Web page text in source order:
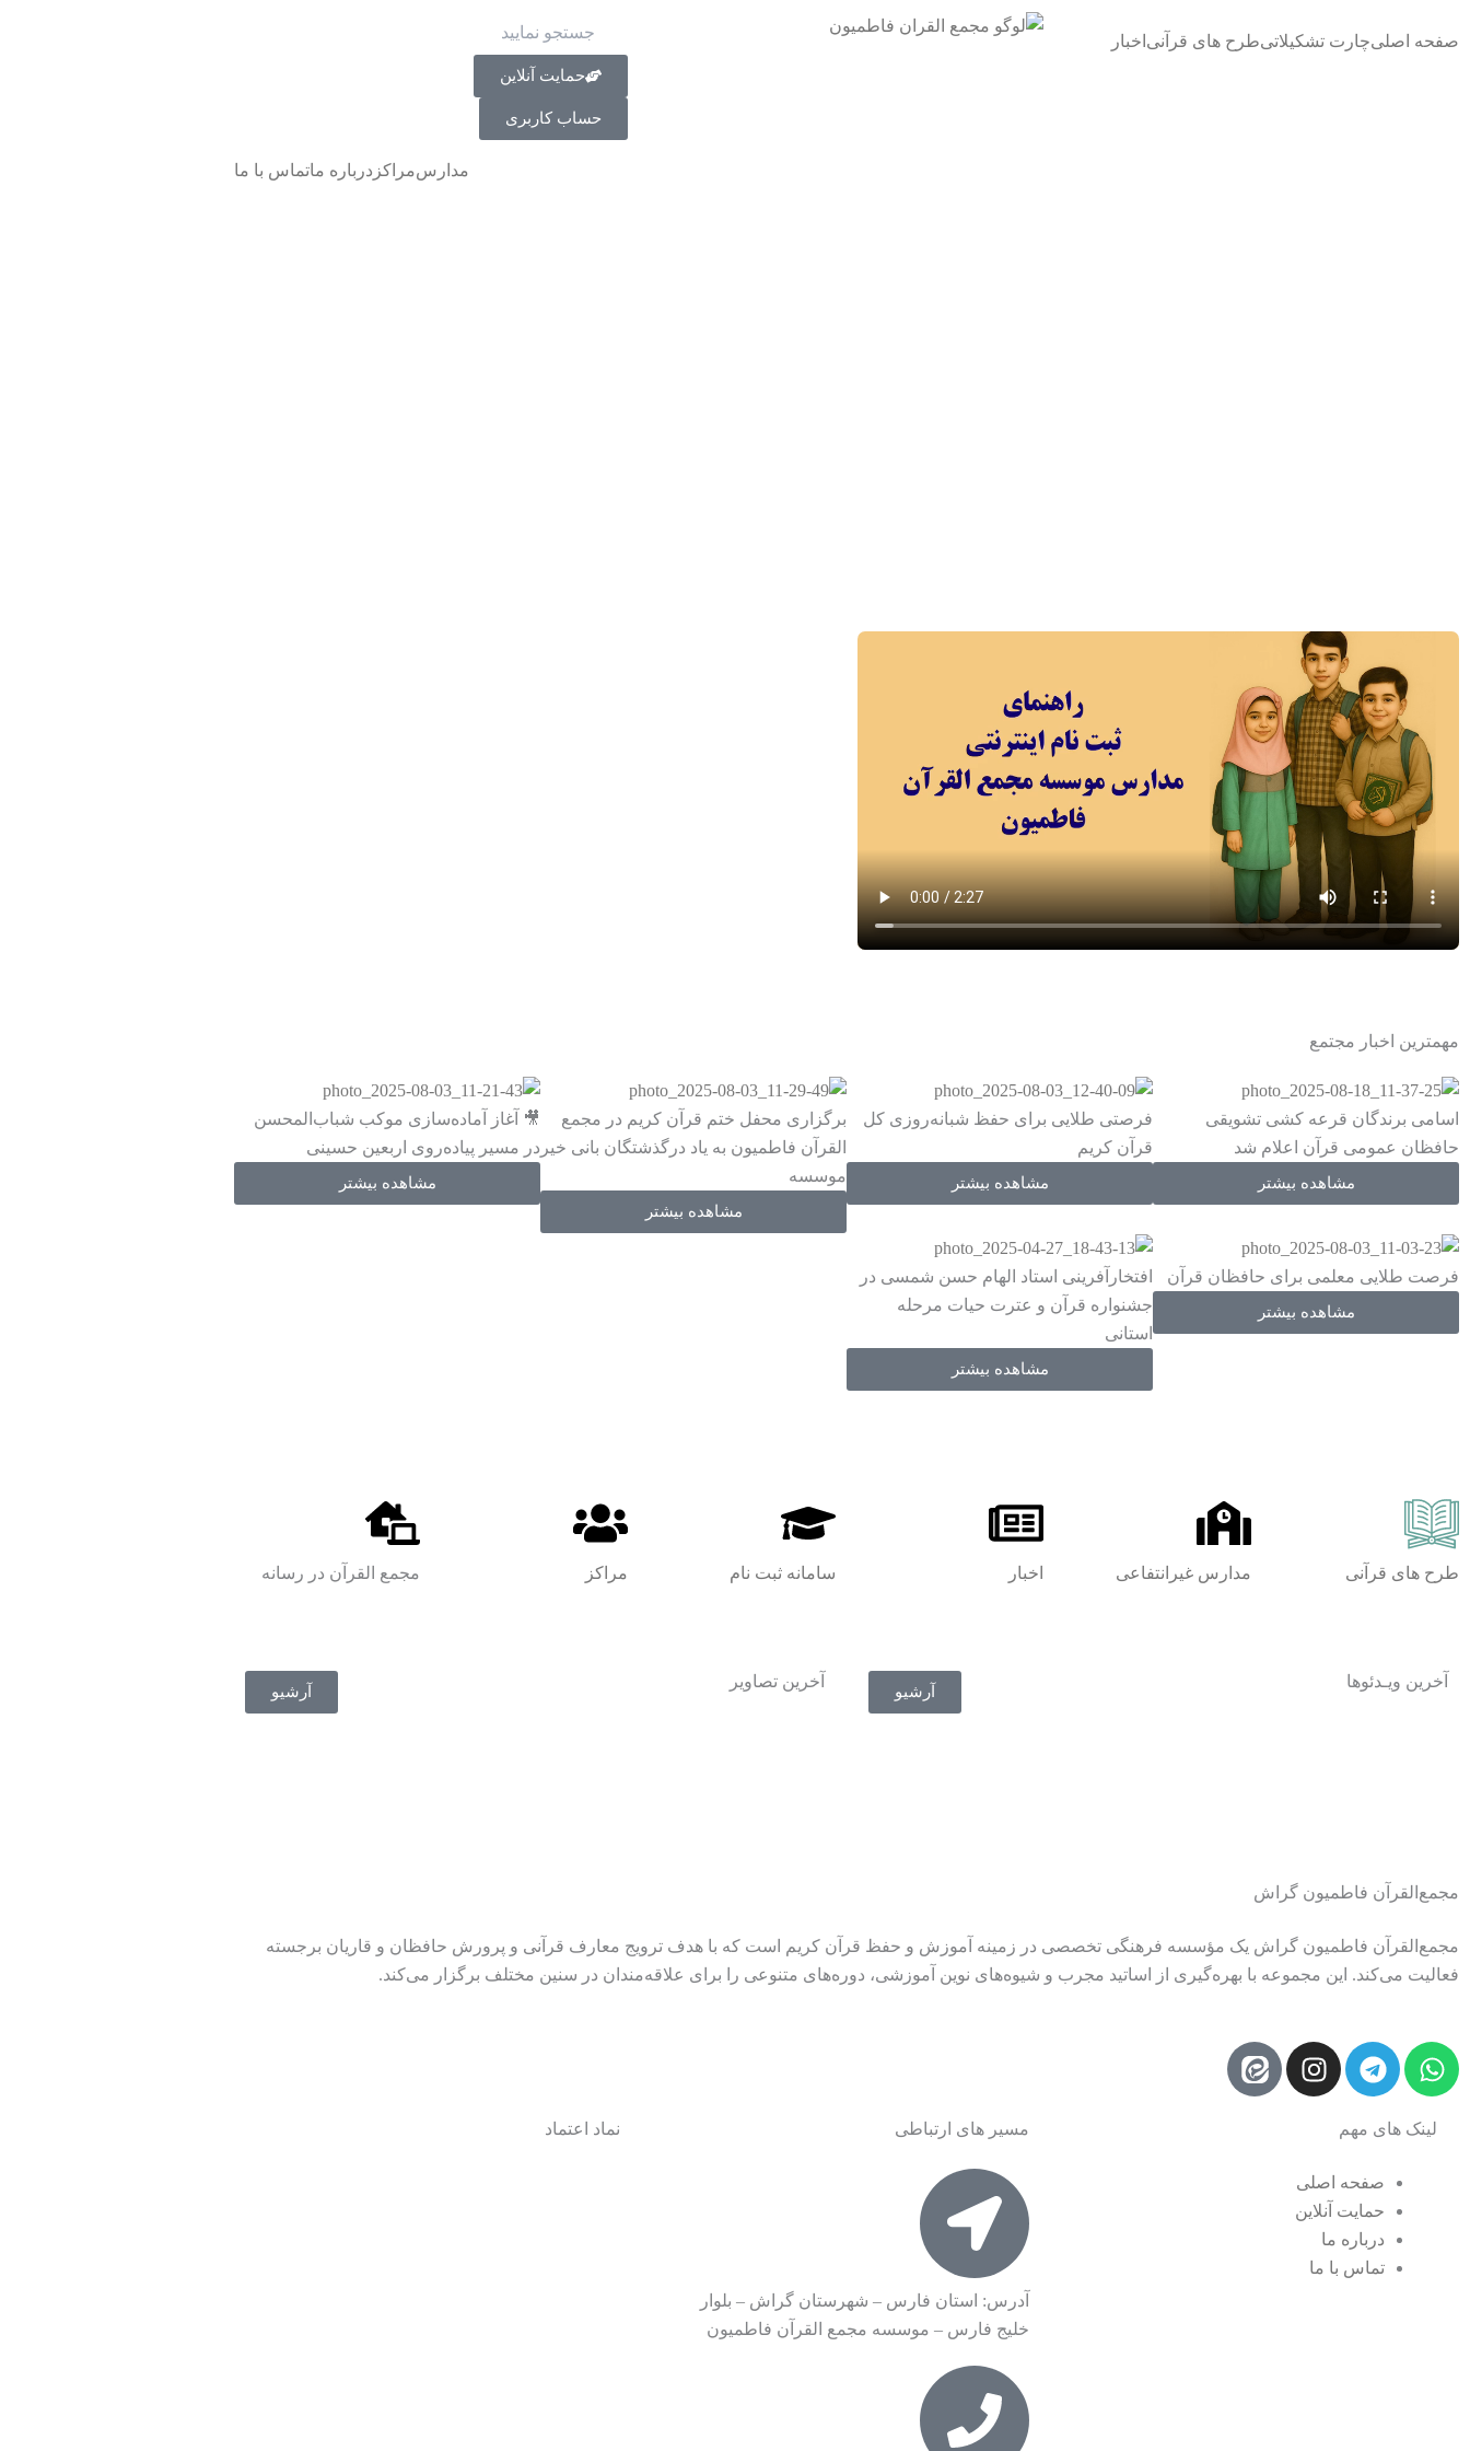
بهصفحه اصلیچارت تشکیلاتیطرح های قرآنی اخبار
حمایت آنلاین
حساب کاربری
مدارسمراکز درباره ماتماس با ما
مهمترین اخبار مجتمع
اسامی برندگان قرعه کشی تشویقی
حافظان عمومی قرآن اعلام شد
مشاهده بیشتر
فرصتی طلایی برای حفظ شبانه‌روزی کل
قرآن کریم
مشاهده بیشتر
برگزاری محفل ختم قرآن کریم در مجمع
القرآن فاطمیون به یاد درگذشتگان بانی خیر
موسسه
مشاهده بیشتر
🎥 آغاز آماده‌سازی موکب شباب‌المحسن
در مسیر پیاده‌روی اربعین حسینی
مشاهده بیشتر
فرصت طلایی معلمی برای حافظان قرآن
مشاهده بیشتر
افتخارآفرینی استاد الهام حسن شمسی در
جشنواره قرآن و عترت حیات مرحله
استانی
مشاهده بیشتر
طرح های قرآنی مدارس غیرانتفاعی اخبار سامانه ثبت نام مراکز مجمع القرآن در رسانه
آخرین ویـدئوها
آرشیو
آخرین تصاویر​
آرشیو
مجمع‌القرآن فاطمیون گراش
مجمع‌القرآن فاطمیون گراش یک مؤسسه فرهنگی تخصصی در زمینه آموزش و حفظ قرآن کریم است که با هدف ترویج معارف قرآنی و پرورش حافظان و قاریان برجسته
فعالیت می‌کند. این مجموعه با بهره‌گیری از اساتید مجرب و شیوه‌های نوین آموزشی، دوره‌های متنوعی را برای علاقه‌مندان در سنین مختلف برگزار می‌کند.
W
h
t
T
e
e
r
a
m
I
n
g
r
m
لینک های مهم
صفحه اصلی
حمایت آنلاین
درباره ما
تماس با ما
مسیر های ارتباطی
آدرس: استان فارس – شهرستان گراش – بلوار
خلیج فارس – موسسه مجمع القرآن فاطمیون
نماد اعتماد